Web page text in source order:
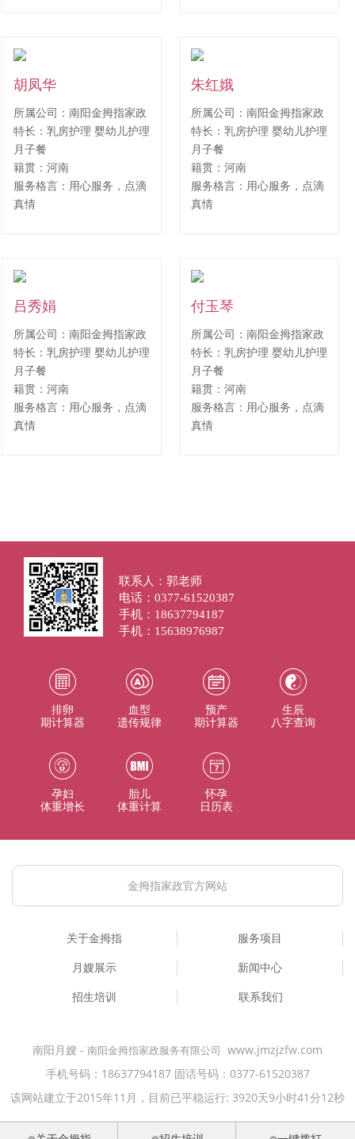
胡凤华
所属公司：南阳金拇指家政
特长：乳房护理 婴幼儿护理
月子餐
籍贯：河南
服务格言：用心服务，点滴
真情
朱红娥
所属公司：南阳金拇指家政
特长：乳房护理 婴幼儿护理
月子餐
籍贯：河南
服务格言：用心服务，点滴
真情
吕秀娟
所属公司：南阳金拇指家政
特长：乳房护理 婴幼儿护理
月子餐
籍贯：河南
服务格言：用心服务，点滴
真情
付玉琴
所属公司：南阳金拇指家政
特长：乳房护理 婴幼儿护理
月子餐
籍贯：河南
服务格言：用心服务，点滴
真情
联系人：郭老师
电话：0377-61520387
手机：18637794187
手机：15638976987
排卵
期计算器
血型
遗传规律
预产
期计算器
生辰
八字查询
孕妇
体重增长
胎儿
体重计算
怀孕
日历表
金拇指家政官方网站
关于金拇指
服务项目
月嫂展示
新闻中心
招生培训
联系我们
南阳月嫂 - 南阳金拇指家政服务有限公司 www.jmzjzfw.com
手机号码：18637794187 固话号码：0377-61520387
该网站建立于2015年11月， 目前已平稳运行: 3920天9小时41分13秒